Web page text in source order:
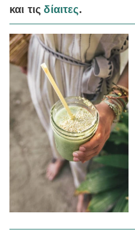
Γάμος
Market News
και τιςδίαιτες.